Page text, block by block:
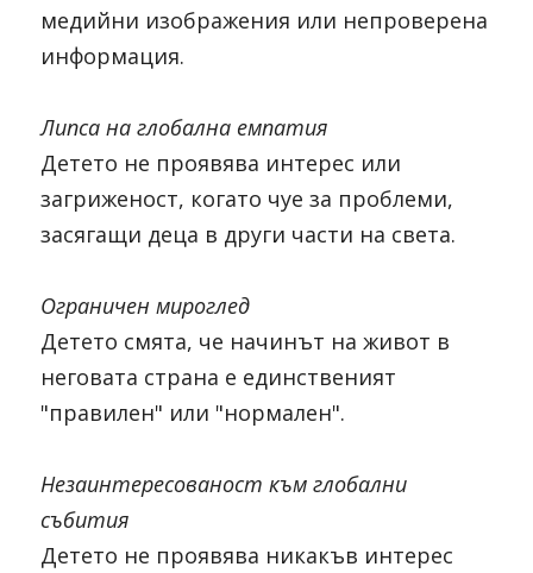
медийни изображения или непроверена
информация.
Липса на глобална емпатия
Детето не проявява интерес или
загриженост, когато чуе за проблеми,
засягащи деца в други части на света.
Ограничен мироглед
Детето смята, че начинът на живот в
неговата страна е единственият
"правилен" или "нормален".
Незаинтересованост към глобални
събития
Детето не проявява никакъв интерес